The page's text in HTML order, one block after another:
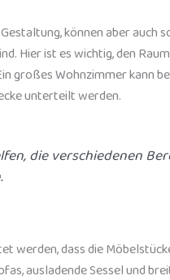
können aber auch
Hier ist es wichtig, den
großes Wohnzimmer kann
unterteilt werden.
die verschiedenen
werden, dass die
ausladende Sessel und